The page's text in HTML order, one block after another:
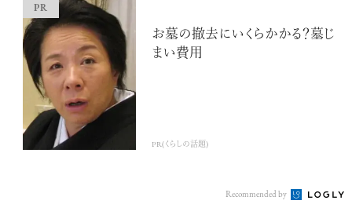
注目の記事
10年後の自分のためにやるべきこと
は『今を大切に生きる』こと
俳優
反町 隆史
感覚で味わうニューヨークの魅力
お墓の撤去にいくらかかる？墓じ
まい費用
PR(くらしの話題)
Recommended by